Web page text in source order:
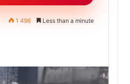
1 496 Less than a minute